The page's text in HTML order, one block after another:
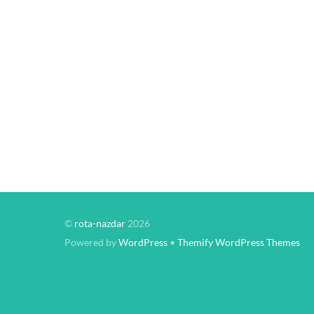
© rota-nazdar 2026
Powered byWordPress • Themify WordPress Themes